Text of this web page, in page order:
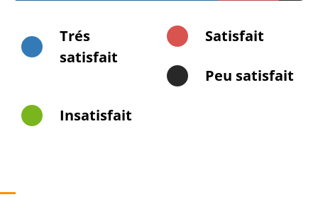
effectué
Trés
satisfait
Satisfait
Peu satisfait
Insatisfait